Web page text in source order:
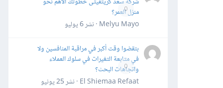
0
منزل العمر؟
Melyu Mayo · نشر
6 يوليو
0
بتقضوا وقت أكبر في مراقبة المنافسين ولا
في متابعة التغيرات في سلوك العملاء
واتجاهات البحث؟
El Shiemaa Refaat · نشر
25 يونيو